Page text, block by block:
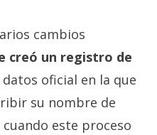
cambios
creó un registro de
oficial en la que
su nombre de
este proceso